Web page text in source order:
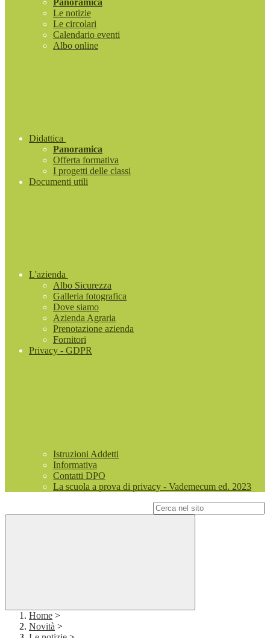
Panoramica
Le notizie
Le circolari
Calendario eventi
Albo online
Didattica
Panoramica
Offerta formativa
I progetti delle classi
Documenti utili
L'azienda
Albo Sicurezza
Galleria fotografica
Dove siamo
Azienda Agraria
Prenotazione azienda
Fornitori
Privacy - GDPR
Istruzioni Addetti
Informativa
Contatti DPO
La scuola a prova di privacy - Vademecum ed. 2023
Home >
Novità >